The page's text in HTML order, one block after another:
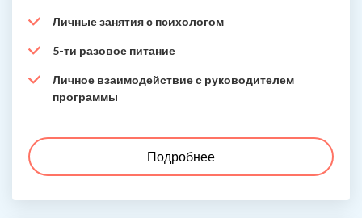
Личные занятия с психологом
5-ти разовое питание
Личное взаимодействие с руководителем
программы
Подробнее